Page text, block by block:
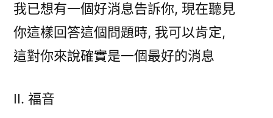
我已想有一個好消息告訴你, 現在聽見
你這樣回答這個問題時, 我可以肯定,
這對你來說確實是一個最好的消息
II. 福音